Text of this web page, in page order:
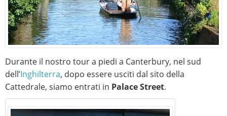
Durante il nostro tour a piedi a Canterbury, nel sud
dell’Inghilterra, dopo essere usciti dal sito della
Cattedrale, siamo entrati in Palace Street.